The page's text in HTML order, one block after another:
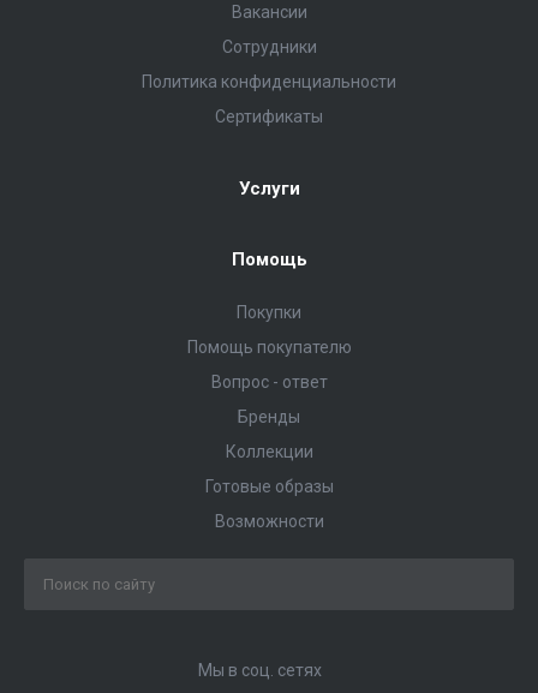
Вакансии
Сотрудники
Политика конфиденциальности
Сертификаты
Услуги
Помощь
Покупки
Помощь покупателю
Вопрос - ответ
Бренды
Коллекции
Готовые образы
Возможности
Мы в соц. сетях